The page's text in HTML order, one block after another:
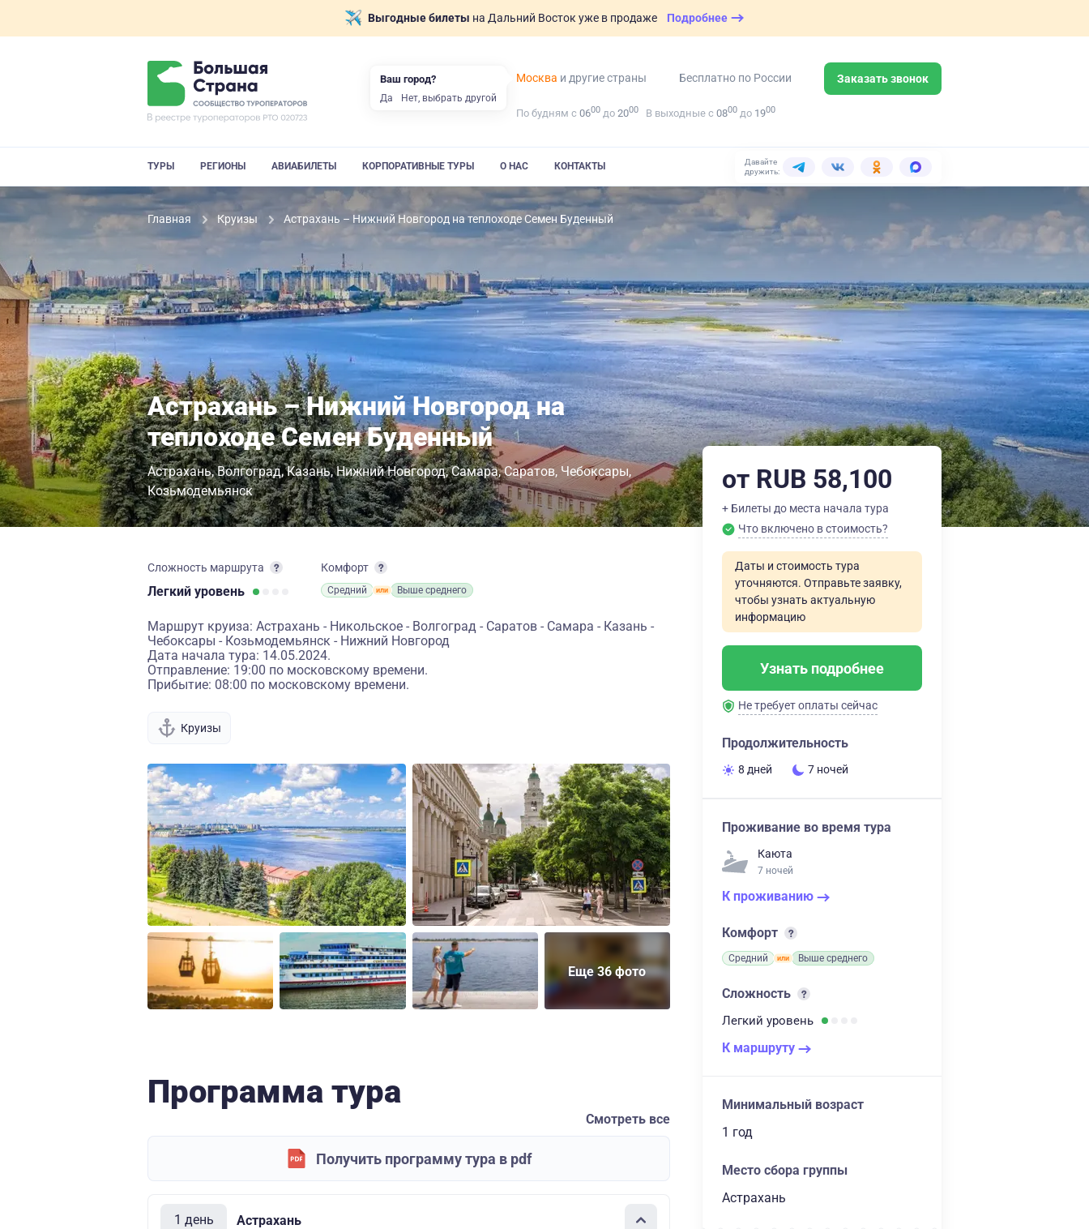
Выгодные билеты на Дальний Восток уже в продаже Подробнее
Москва и другие страны Бесплатно по России Заказать звонок
По будням с 0600 до 2000 В выходные с 0800 до 1900
ТУРЫ РЕГИОНЫ АВИАБИЛЕТЫ КОРПОРАТИВНЫЕ ТУРЫ О НАС КОНТАКТЫ
Давайте
дружить:
Главная Круизы Астрахань – Нижний Новгород на теплоходе Семен Буденный
Астрахань – Нижний Новгород на
теплоходе Семен Буденный
Астрахань Волгоград Казань Нижний Новгород Самара Саратов Чебоксары
Козьмодемьянск
Сложность маршрута
Легкий уровень
Комфорт
Средний Выше среднего
Маршрут круиза: Астрахань - Никольское - Волгоград - Саратов - Самара - Казань -
Чебоксары - Козьмодемьянск - Нижний Новгород
Дата начала тура: 14.05.2024.
Отправление: 19:00 по московскому времени.
Прибытие: 08:00 по московскому времени.
Круизы
Еще 36 фото
Программа тура
Смотреть все
Получить программу тура в pdf
1 день Астрахань
от RUB 58,100
+ Билеты до места начала тура
Что включено в стоимость?
Даты и стоимость тура
уточняются. Отправьте заявку,
чтобы узнать актуальную
информацию
Узнать подробнее
Не требует оплаты сейчас
Продолжительность
8 дней 7 ночей
Проживание во время тура
Каюта
7 ночей
К проживанию
Комфорт
Средний Выше среднего
Сложность
Легкий уровень
К маршруту
Минимальный возраст
1 год
Место сбора группы
Астрахань
Ваш город?
Да Нет, выбрать другой